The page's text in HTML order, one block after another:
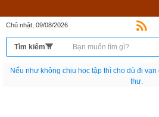
Chủ nhật, 09/08/2026
Nếu như không chịu học tập thì cho dù đi
thư.